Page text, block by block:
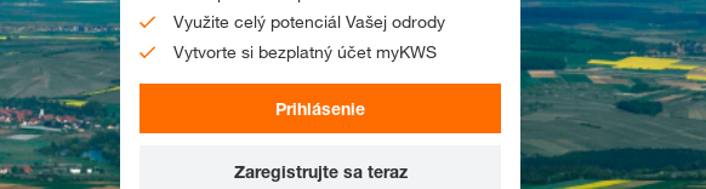
Medziplodiny
Zber
Využitie plodín
Striedanie plodín
Podujatia
Sociálne siete
služby
Digitálne služby
Aplikácia myKWS
O nás
Spoločnosť
Využite celý potenciál Vašej odrody
Vytvorte si bezplatný účet myKWS
Prihlásenie
Zaregistrujte sa teraz